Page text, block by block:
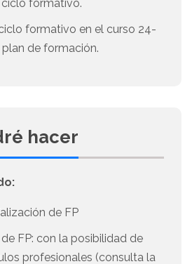
formativo.
formativo en el curso 24-
de formación.
hacer
de FP
FP: con la posibilidad de
profesionales (consulta la